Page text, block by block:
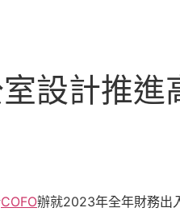
設計推進
COFO辦就2023年全年財務出